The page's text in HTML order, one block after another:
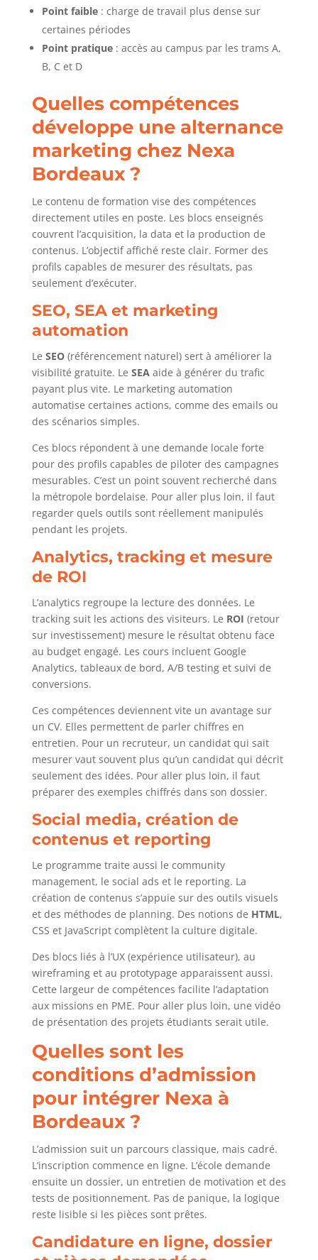
Point faible: charge de travail plus dense sur
certaines périodes
Point pratique: accès au campus par les trams A,
B, C et D
Quelles compétences
développe une alternance
marketing chez Nexa
Bordeaux ?
Le contenu de formation vise des compétences
directement utiles en poste. Les blocs enseignés
couvrent l’acquisition, la data et la production de
contenus. L’objectif affiché reste clair. Former des
profils capables de mesurer des résultats, pas
seulement d’exécuter.
SEO, SEA et marketing
automation
Le SEO(référencement naturel) sert à améliorer la
visibilité gratuite. Le SEA aide à générer du trafic
payant plus vite. Le marketing automation
automatise certaines actions, comme des emails ou
des scénarios simples.
Ces blocs répondent à une demande locale forte
pour des profils capables de piloter des campagnes
mesurables. C’est un point souvent recherché dans
la métropole bordelaise. Pour aller plus loin, il faut
regarder quels outils sont réellement manipulés
pendant les projets.
Analytics, tracking et mesure
de ROI
L’analytics regroupe la lecture des données. Le
tracking suit les actions des visiteurs. Le ROI (retour
sur investissement) mesure le résultat obtenu face
au budget engagé. Les cours incluent Google
Analytics, tableaux de bord, A/B testing et suivi de
conversions.
Ces compétences deviennent vite un avantage sur
un CV. Elles permettent de parler chiffres en
entretien. Pour un recruteur, un candidat qui sait
mesurer vaut souvent plus qu’un candidat qui décrit
seulement des idées. Pour aller plus loin, il faut
préparer des exemples chiffrés dans son dossier.
Social media, création de
contenus et reporting
Le programme traite aussi le community
management, le social ads et le reporting. La
création de contenus s’appuie sur des outils visuels
et des méthodes de planning. Des notions de HTML,
CSS et JavaScript complètent la culture digitale.
Des blocs liés à l’UX (expérience utilisateur), au
wireframing et au prototypage apparaissent aussi.
Cette largeur de compétences facilite l’adaptation
aux missions en PME. Pour aller plus loin, une vidéo
de présentation des projets étudiants serait utile.
Quelles sont les
conditions d’admission
pour intégrer Nexa à
Bordeaux ?
L’admission suit un parcours classique, mais cadré.
L’inscription commence en ligne. L’école demande
ensuite un dossier, un entretien de motivation et des
tests de positionnement. Pas de panique, la logique
reste lisible si les pièces sont prêtes.
Candidature en ligne, dossier